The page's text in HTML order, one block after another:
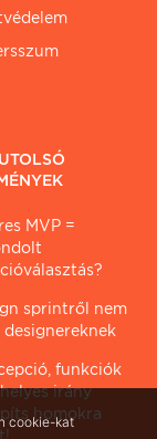
MVP =
sprintről nem
designereknek
funkciók
irány
homokra
cookie-kat